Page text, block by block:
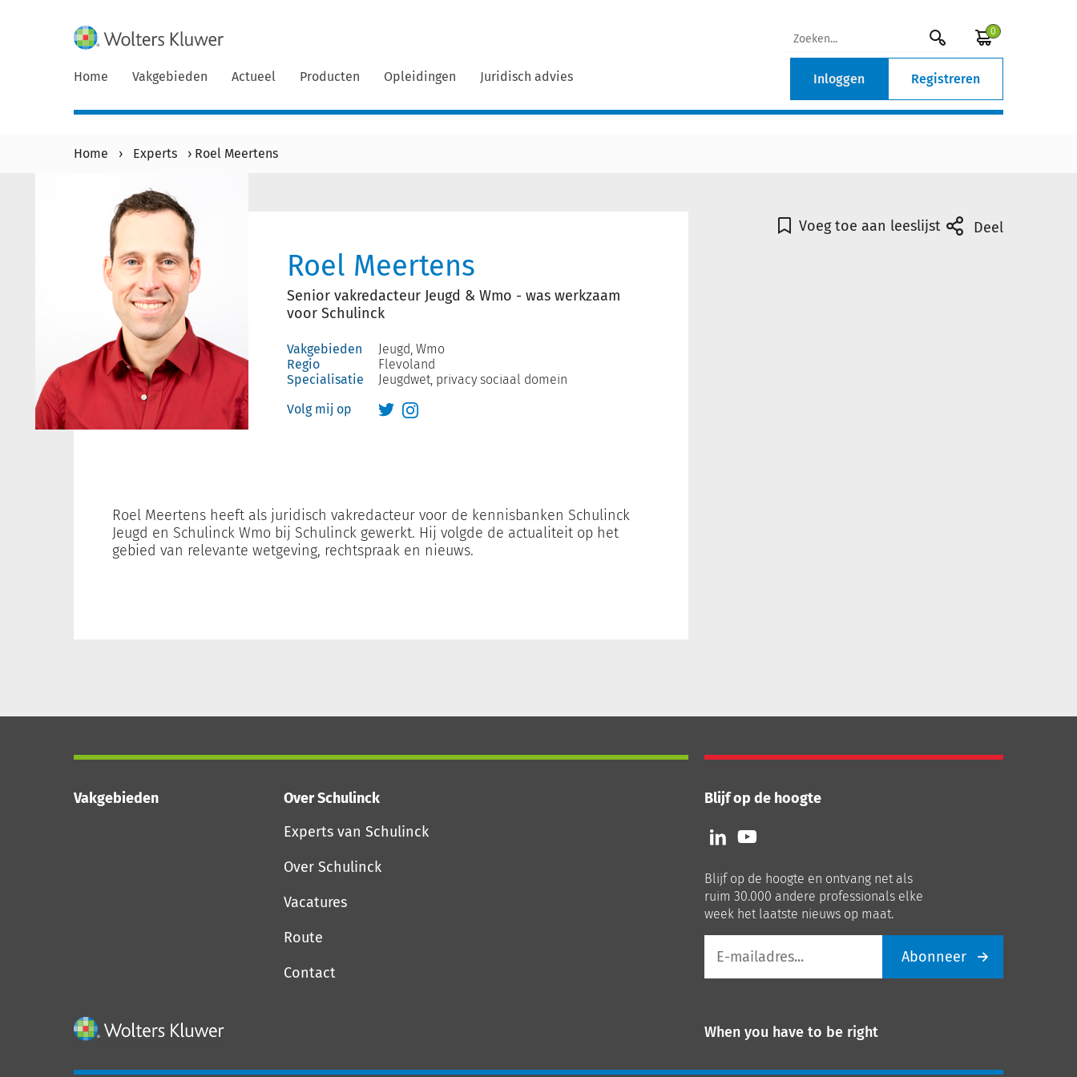
0
Home Vakgebieden Actueel Producten Opleidingen Juridisch advies Inloggen Registreren
Home › Experts › Roel Meertens
Roel Meertens
Senior vakredacteur Jeugd & Wmo - was werkzaam
voor Schulinck
Vakgebieden
Jeugd, Wmo
Regio
Flevoland
Specialisatie
Jeugdwet, privacy sociaal domein
Volg mij op
Roel Meertens heeft als juridisch vakredacteur voor de kennisbanken Schulinck
Jeugd en Schulinck Wmo bij Schulinck gewerkt. Hij volgde de actualiteit op het
gebied van relevante wetgeving, rechtspraak en nieuws.
Voeg toe aan leeslijst Deel
Vakgebieden
Over Schulinck
Experts van Schulinck
Over Schulinck
Vacatures
Route
Contact
Blijf op de hoogte
Volg
ons
LinkedIn
Volg
ons
Youtube
Blijf op de hoogte en ontvang net als
ruim 30.000 andere professionals elke
week het laatste nieuws op maat.
mailadres
Abonneer
When you have to be right